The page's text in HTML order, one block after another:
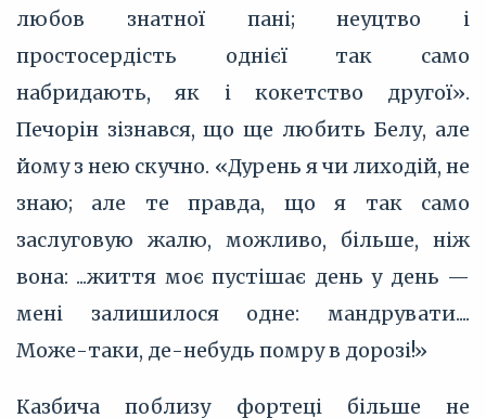
любов знатної пані; неуцтво і
простосердість однієї так само
набридають, як і кокетство другої».
Печорін зізнався, що ще любить Белу, але
йому з нею скучно. «Дурень я чи лиходій, не
знаю; але те правда, що я так само
заслуговую жалю, можливо, більше, ніж
вона: ...життя моє пустішає день у день —
мені залишилося одне: мандрувати....
Може-таки, де-небудь помру в дорозі!»
Казбича поблизу фортеці більше не